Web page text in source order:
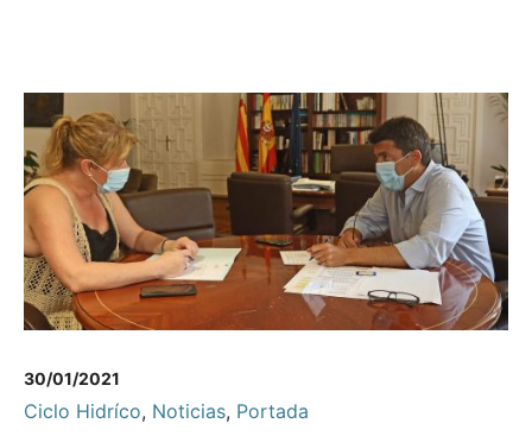
30/01/2021
Ciclo Hidríco, Noticias, Portada